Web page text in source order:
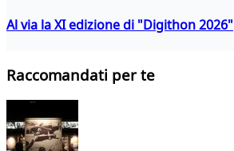
Al via la XI edizione di "Digithon 2026"
Raccomandati per te